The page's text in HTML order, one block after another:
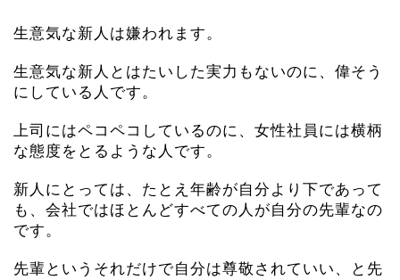
生意気な新人は嫌われます。
生意気な新人とはたいした実力もないのに、偉そう
にしている人です。
上司にはペコペコしているのに、女性社員には横柄
な態度をとるような人です。
新人にとっては、たとえ年齢が自分より下であって
も、会社ではほとんどすべての人が自分の先輩なの
です。
先輩というそれだけで自分は尊敬されていい、と先